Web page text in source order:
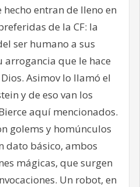
entran de lleno en
de la CF: la
ser humano a sus
arrogancia que le hace
Asimov lo llamó el
y de eso van los
aquí mencionados.
golems y homúnculos
dato básico, ambos
mágicas, que surgen
Un robot, en